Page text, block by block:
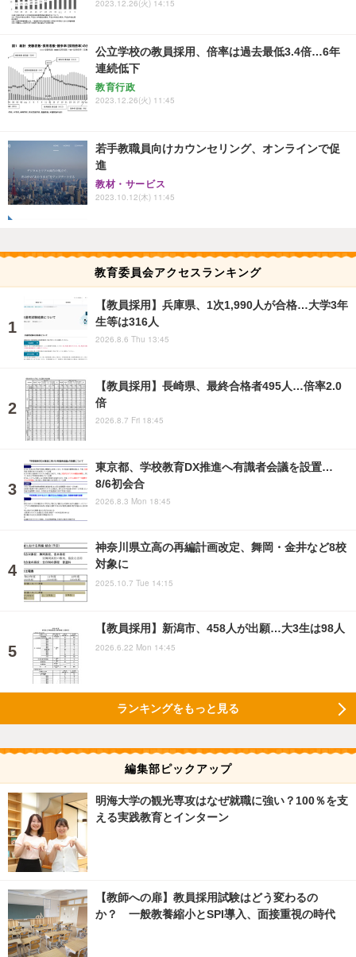
2023.12.26(火) 14:15
公立学校の教員採用、倍率は過去最低3.4倍…6年
連続低下
教育行政
2023.12.26(火) 11:45
若手教職員向けカウンセリング、オンラインで促
進
教材・サービス
2023.10.12(木) 11:45
教育委員会アクセスランキング
【教員採用】兵庫県、1次1,990人が合格…大学3年
生等は316人
2026.8.6 Thu 13:45
【教員採用】長崎県、最終合格者495人…倍率2.0
倍
2026.8.7 Fri 18:45
東京都、学校教育DX推進へ有識者会議を設置…
8/6初会合
2026.8.3 Mon 18:45
神奈川県立高の再編計画改定、舞岡・金井など8校
対象に
2025.10.7 Tue 14:15
【教員採用】新潟市、458人が出願…大3生は98人
2026.6.22 Mon 14:45
ランキングをもっと見る
編集部ピックアップ
明海大学の観光専攻はなぜ就職に強い？100％を支
える実践教育とインターン
【教師への扉】教員採用試験はどう変わるの
か？ 一般教養縮小とSPI導入、面接重視の時代